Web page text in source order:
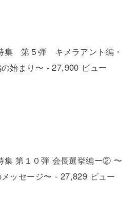
集 第５弾 キメラアント編・
始まり〜 - 27,900 ビュー
集 第１０弾 会長選挙編ー② 〜
ッセージ〜 - 27,829 ビュー